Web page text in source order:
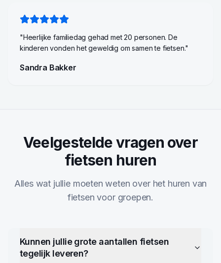
"Heerlijke familiedag gehad met 20 personen. De
kinderen vonden het geweldig om samen te fietsen."
Sandra Bakker
Veelgestelde vragen over
fietsen huren
Alles wat jullie moeten weten over het huren van
fietsen voor groepen.
Kunnen jullie grote aantallen fietsen
tegelijk leveren?